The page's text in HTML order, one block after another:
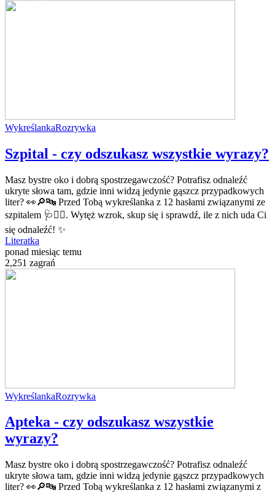
WykreślankaRozrywka
Szpital - czy odszukasz wszystkie wyrazy?
Masz bystre oko i dobrą spostrzegawczość? Potrafisz odnaleźć
ukryte słowa tam, gdzie inni widzą jedynie gąszcz przypadkowych
liter? 👀🔎🔤 Przed Tobą wykreślanka z 12 hasłami związanymi ze
szpitalem 🩺👨‍⚕️. Wytęż wzrok, skup się i sprawdź, ile z nich uda Ci
się odnaleźć! ✨
Literatka
ponad miesiąc temu
2,251 zagrań
WykreślankaRozrywka
Apteka - czy odszukasz wszystkie
wyrazy?
Masz bystre oko i dobrą spostrzegawczość? Potrafisz odnaleźć
ukryte słowa tam, gdzie inni widzą jedynie gąszcz przypadkowych
liter? 👀🔎🔤 Przed Tobą wykreślanka z 12 hasłami związanymi z